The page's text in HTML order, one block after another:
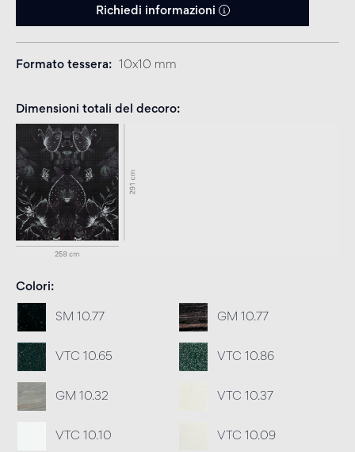
Richiedi informazioni
Formato tessera 10x10 mm
Dimensioni totali del decoro
Colori
SM 10.77 GM 10.77
VTC 10.65 VTC 10.86
GM 10.32 VTC 10.37
VTC 10.10 VTC 10.09